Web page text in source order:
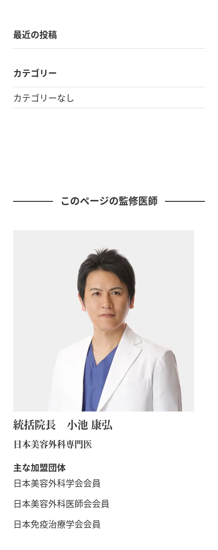
最近の投稿
カテゴリー
カテゴリーなし
このページの監修医師
統括院長 小池 康弘
日本美容外科専門医
主な加盟団体
日本美容外科学会会員
日本美容外科医師会会員
日本免疫治療学会会員